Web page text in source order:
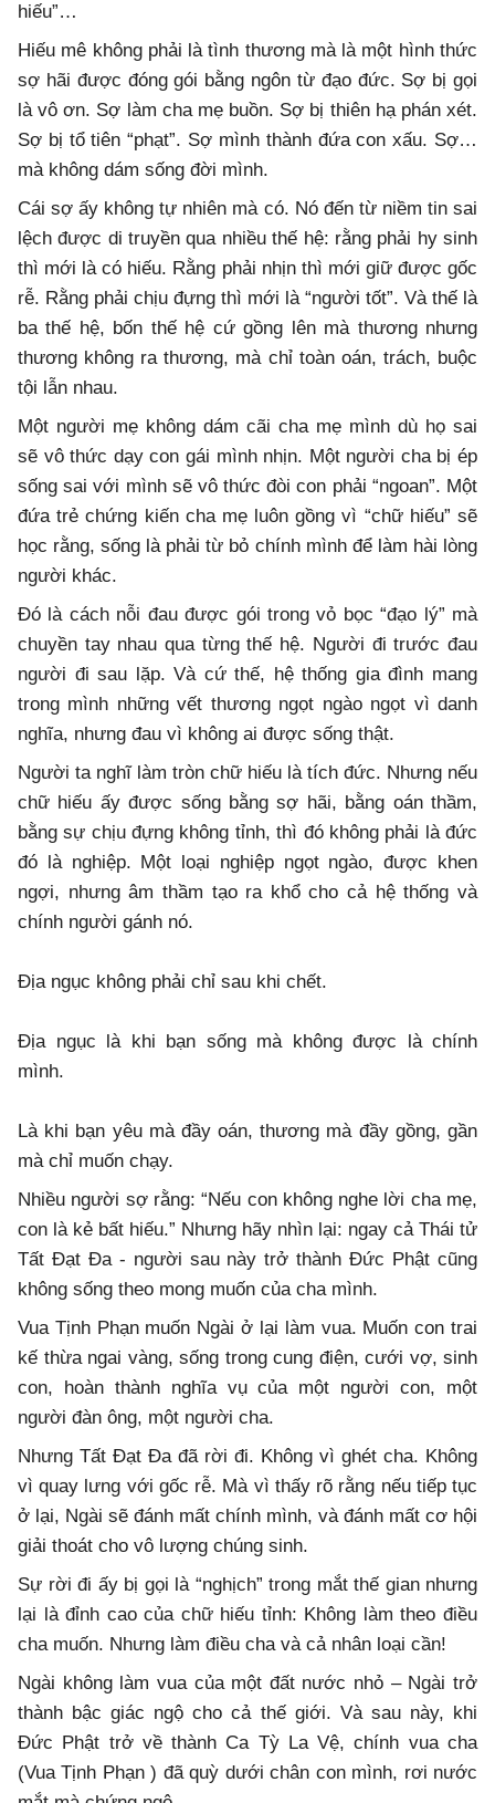
hiếu”…
Hiếu mê không phải là tình thương mà là một hình thức
sợ hãi được đóng gói bằng ngôn từ đạo đức. Sợ bị gọi
là vô ơn. Sợ làm cha mẹ buồn. Sợ bị thiên hạ phán xét.
Sợ bị tổ tiên “phạt”. Sợ mình thành đứa con xấu. Sợ…
mà không dám sống đời mình.
Cái sợ ấy không tự nhiên mà có. Nó đến từ niềm tin sai
lệch được di truyền qua nhiều thế hệ: rằng phải hy sinh
thì mới là có hiếu. Rằng phải nhịn thì mới giữ được gốc
rễ. Rằng phải chịu đựng thì mới là “người tốt”. Và thế là
ba thế hệ, bốn thế hệ cứ gồng lên mà thương nhưng
thương không ra thương, mà chỉ toàn oán, trách, buộc
tội lẫn nhau.
Một người mẹ không dám cãi cha mẹ mình dù họ sai
sẽ vô thức dạy con gái mình nhịn. Một người cha bị ép
sống sai với mình sẽ vô thức đòi con phải “ngoan”. Một
đứa trẻ chứng kiến cha mẹ luôn gồng vì “chữ hiếu” sẽ
học rằng, sống là phải từ bỏ chính mình để làm hài lòng
người khác.
Đó là cách nỗi đau được gói trong vỏ bọc “đạo lý” mà
chuyền tay nhau qua từng thế hệ. Người đi trước đau
người đi sau lặp. Và cứ thế, hệ thống gia đình mang
trong mình những vết thương ngọt ngào ngọt vì danh
nghĩa, nhưng đau vì không ai được sống thật.
Người ta nghĩ làm tròn chữ hiếu là tích đức. Nhưng nếu
chữ hiếu ấy được sống bằng sợ hãi, bằng oán thầm,
bằng sự chịu đựng không tỉnh, thì đó không phải là đức
đó là nghiệp. Một loại nghiệp ngọt ngào, được khen
ngợi, nhưng âm thầm tạo ra khổ cho cả hệ thống và
chính người gánh nó.
Địa ngục không phải chỉ sau khi chết.
Địa ngục là khi bạn sống mà không được là chính
mình.
Là khi bạn yêu mà đầy oán, thương mà đầy gồng, gần
mà chỉ muốn chạy.
Nhiều người sợ rằng: “Nếu con không nghe lời cha mẹ,
con là kẻ bất hiếu.” Nhưng hãy nhìn lại: ngay cả Thái tử
Tất Đạt Đa - người sau này trở thành Đức Phật cũng
không sống theo mong muốn của cha mình.
Vua Tịnh Phạn muốn Ngài ở lại làm vua. Muốn con trai
kế thừa ngai vàng, sống trong cung điện, cưới vợ, sinh
con, hoàn thành nghĩa vụ của một người con, một
người đàn ông, một người cha.
Nhưng Tất Đạt Đa đã rời đi. Không vì ghét cha. Không
vì quay lưng với gốc rễ. Mà vì thấy rõ rằng nếu tiếp tục
ở lại, Ngài sẽ đánh mất chính mình, và đánh mất cơ hội
giải thoát cho vô lượng chúng sinh.
Sự rời đi ấy bị gọi là “nghịch” trong mắt thế gian nhưng
lại là đỉnh cao của chữ hiếu tỉnh: Không làm theo điều
cha muốn. Nhưng làm điều cha và cả nhân loại cần!
Ngài không làm vua của một đất nước nhỏ – Ngài trở
thành bậc giác ngộ cho cả thế giới. Và sau này, khi
Đức Phật trở về thành Ca Tỳ La Vệ, chính vua cha
(Vua Tịnh Phạn ) đã quỳ dưới chân con mình, rơi nước